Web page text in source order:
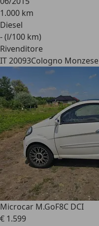
1.000 km
Diesel
- (l/100 km)
Rivenditore
IT 20093Cologno Monzese
Microcar M.GoF8C DCI
€ 1.599